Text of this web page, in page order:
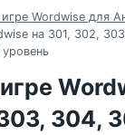
Wordwise для
на 301, 302,
304,